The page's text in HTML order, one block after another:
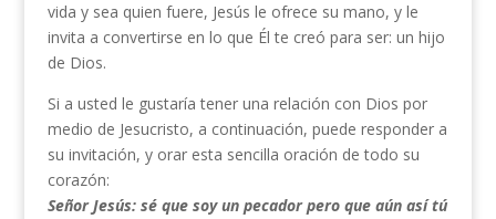
vida y sea quien fuere, Jesús le ofrece su mano, y le
invita a convertirse en lo que Él te creó para ser: un hijo
de Dios.
Si a usted le gustaría tener una relación con Dios por
medio de Jesucristo, a continuación, puede responder a
su invitación, y orar esta sencilla oración de todo su
corazón:
Señor Jesús: sé que soy un pecador pero que aún así tú